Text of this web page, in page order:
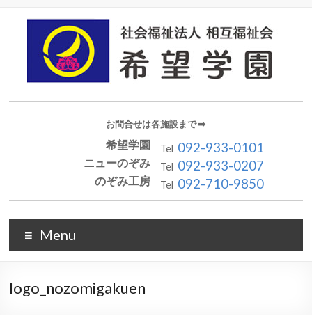
お問合せは各施設まで ➡︎
希望学園Tel 092-933-0101
ニューのぞみTel 092-933-0207
のぞみ工房Tel 092-710-9850
Menu
logo_nozomigakuen